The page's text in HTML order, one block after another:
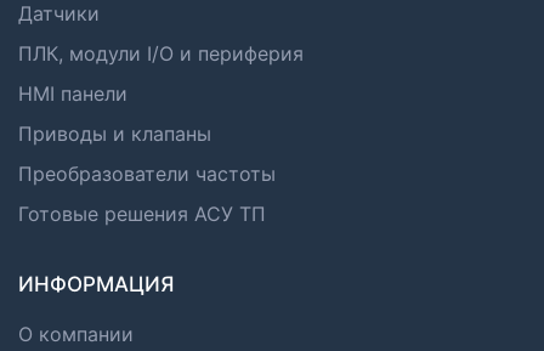
Датчики
ПЛК, модули I/O и периферия
HMI панели
Приводы и клапаны
Преобразователи частоты
Готовые решения АСУ ТП
ИНФОРМАЦИЯ
О компании